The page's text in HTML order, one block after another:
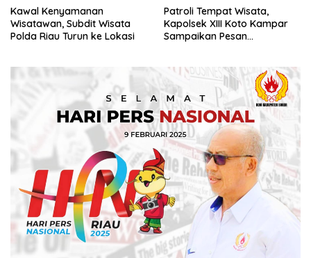
Kawal Kenyamanan
Wisatawan, Subdit Wisata
Polda Riau Turun ke Lokasi
Patroli Tempat Wisata,
Kapolsek XIII Koto Kampar
Sampaikan Pesan